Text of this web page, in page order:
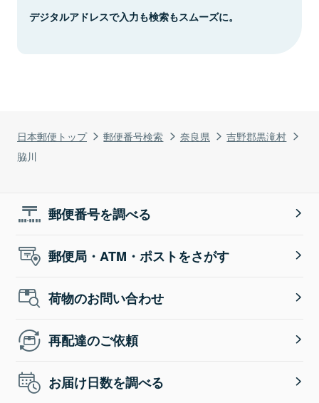
日本郵便トップ 郵便番号検索 奈良県
吉野郡黒滝村
脇川
デジタルアドレスで入力も検索もスムーズに。
郵便番号を調べる
郵便局・ATM・ポストをさがす
荷物のお問い合わせ
再配達のご依頼
お届け日数を調べる